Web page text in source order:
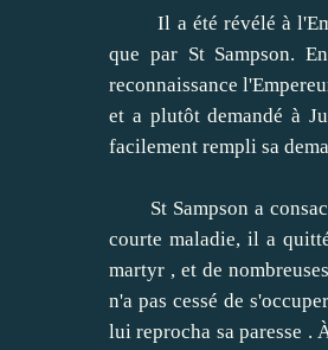
Il a été révélé à
que par St Sampson.
reconnaissance
et a plutôt demandé à
facilement rempli sa
St Sampson a
courte maladie, il a
martyr , et de
n'a pas cessé de
lui reprocha sa paresse .